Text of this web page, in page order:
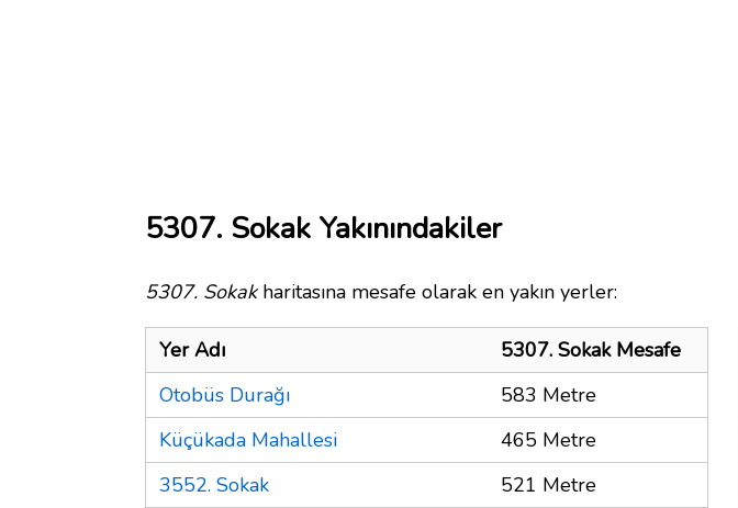
5307. Sokak Yakınındakiler
5307. Sokakharitasına mesafe olarak en yakın yerler:
Yer Adı
5307. Sokak Mesafe
Otobüs Durağı
583 Metre
Küçükada Mahallesi
465 Metre
3552. Sokak
521 Metre